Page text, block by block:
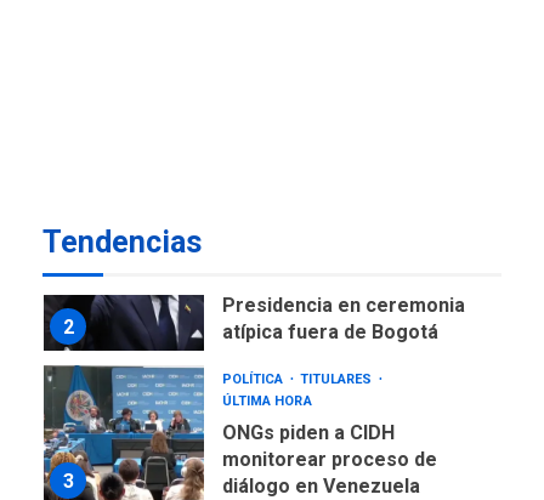
Tendencias
2
Presidencia en ceremonia
atípica fuera de Bogotá
3
POLÍTICA
TITULARES
ÚLTIMA HORA
ONGs piden a CIDH
monitorear proceso de
diálogo en Venezuela